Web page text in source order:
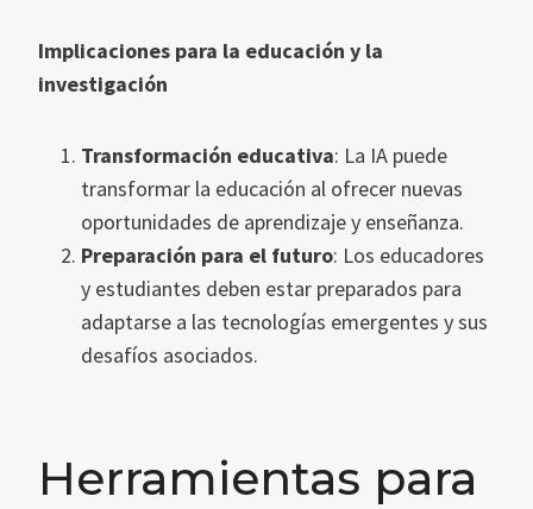
Implicaciones para la educación y la
investigación
Transformación educativa: La IA puede
transformar la educación al ofrecer nuevas
oportunidades de aprendizaje y enseñanza.
Preparación para el futuro: Los educadores
y estudiantes deben estar preparados para
adaptarse a las tecnologías emergentes y sus
desafíos asociados.
Herramientas para